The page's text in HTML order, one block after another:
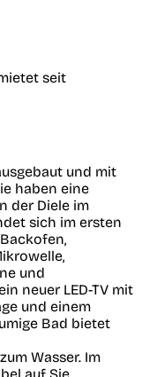
seit
und mit
haben eine
der Diele im
sich im ersten
und
neuer LED-TV mit
und einem
Bad bietet
Wasser. Im